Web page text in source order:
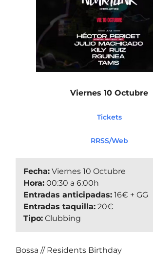
Viernes 10 Octubre
Tickets
RRSS/Web
Fecha: Viernes 10 Octubre
Hora: 00:30 a 6:00h
Entradas anticipadas: 16€ + GG
Entradas taquilla: 20€
Tipo: Clubbing
Bossa // Residents Birthday